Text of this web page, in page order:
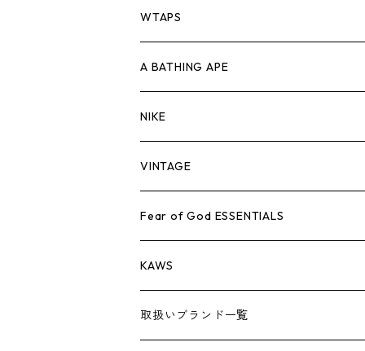
パンツ
キャップ・ハット
バッグ
シューズ
小物
コラボレーション
×THE NORTH FACE
シーズンアイテム
ジャケット
パンツ
キャップ・ハット
バッグ
シューズ
小物
シャツ
ジャケット
パンツ
キャップ・ハット
バッグ
シューズ
小物
スウェット/ニット
シャツ
ジャケット
パンツ
キャップ・ハット
バッグ
シューズ
ロンTEE
スウェット/ニット
シャツ
ジャケット
パンツ
キャップ・ハット
バッグ
Tシャツ
ロンT
スウェット/ニット
シャツ
ジャケット
パンツ
キャップ
WTAPS
Tシャツ
ロンTEE
スウェット/ニット
シャツ
ジャケット
パンツ
A BATHING APE
Tシャツ
ロンTEE
スウェット/ニット
シャツ
ジャケット
NIKE
シューズ
AIR JORDAN 1
AIR JORDAN 3
アパレル・小物
VINTAGE
Tシャツ
ロンTEE
スウェット/ニット
Fear of God ESSENTIALS
Tシャツ
ロンTEE
KAWS
アパレル
取扱いブランド一覧